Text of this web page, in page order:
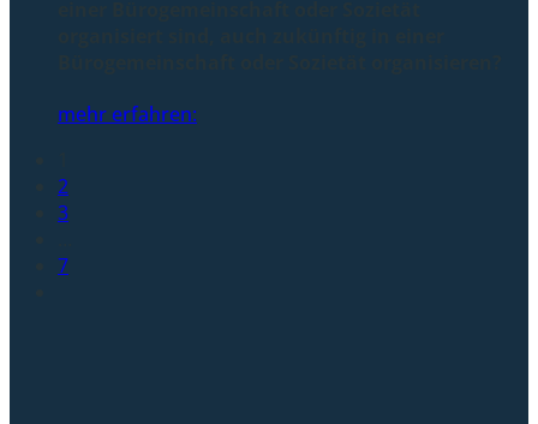
mehr erfahren:
2
3
7